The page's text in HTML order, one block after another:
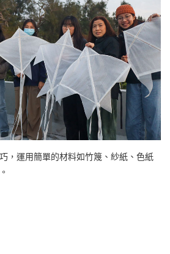
，運用簡單的材料如竹篾、紗紙、色紙